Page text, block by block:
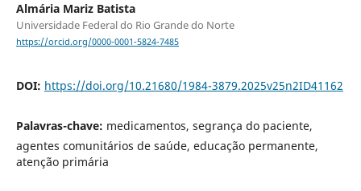
Almária Mariz Batista
Universidade Federal do Rio Grande do Norte
https://orcid.org/0000-0001-5824-7485
DOI: https://doi.org/10.21680/1984-3879.2025v25n2ID41162
Palavras-chave: medicamentos, segrança do paciente,
agentes comunitários de saúde, educação permanente,
atenção primária